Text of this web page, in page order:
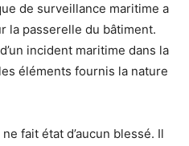
de surveillance maritime a
la passerelle du bâtiment.
incident maritime dans la
éléments fournis la nature
fait état d’aucun blessé. Il